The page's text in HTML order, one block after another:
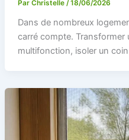
Par Christelle /18/06/2026
Dans de nombreux
carré compte. Transformer
multifonction, isoler un coin